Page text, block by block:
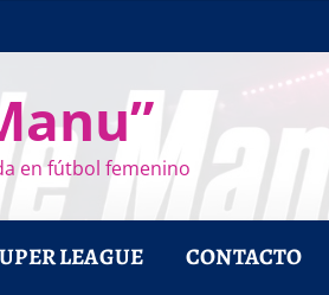
en fútbol femenino
LEAGUE CONTACTO